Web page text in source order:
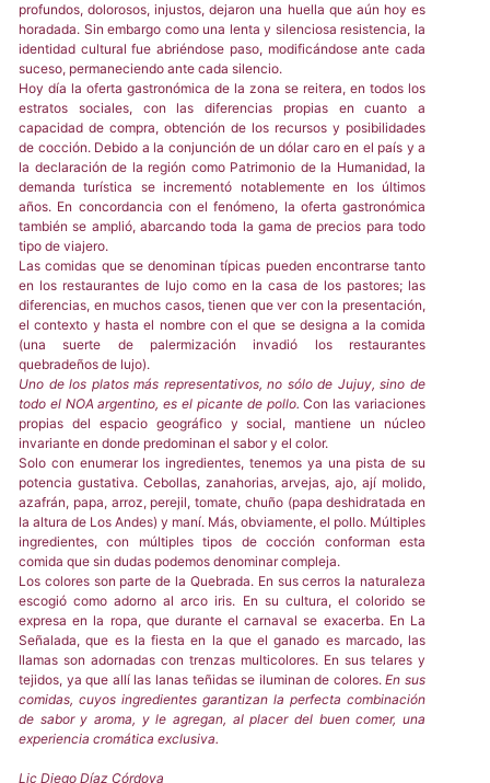
profundos, dolorosos, injustos, dejaron una huella que aún hoy es
horadada. Sin embargo como una lenta y silenciosa resistencia, la
identidad cultural fue abriéndose paso, modificándose ante cada
suceso, permaneciendo ante cada silencio.
Hoy día la oferta gastronómica de la zona se reitera, en todos los
estratos sociales, con las diferencias propias en cuanto a
capacidad de compra, obtención de los recursos y posibilidades
de cocción. Debido a la conjunción de un dólar caro en el país y a
la declaración de la región como Patrimonio de la Humanidad, la
demanda turística se incrementó notablemente en los últimos
años. En concordancia con el fenómeno, la oferta gastronómica
también se amplió, abarcando toda la gama de precios para todo
tipo de viajero.
Las comidas que se denominan típicas pueden encontrarse tanto
en los restaurantes de lujo como en la casa de los pastores; las
diferencias, en muchos casos, tienen que ver con la presentación,
el contexto y hasta el nombre con el que se designa a la comida
(una suerte de palermización invadió los restaurantes
quebradeños de lujo).
Uno de los platos más representativos, no sólo de Jujuy, sino de
todo el NOA argentino, es el picante de pollo. Con las variaciones
propias del espacio geográfico y social, mantiene un núcleo
invariante en donde predominan el sabor y el color.
Solo con enumerar los ingredientes, tenemos ya una pista de su
potencia gustativa. Cebollas, zanahorias, arvejas, ajo, ají molido,
azafrán, papa, arroz, perejil, tomate, chuño (papa deshidratada en
la altura de Los Andes) y maní. Más, obviamente, el pollo. Múltiples
ingredientes, con múltiples tipos de cocción conforman esta
comida que sin dudas podemos denominar compleja.
Los colores son parte de la Quebrada. En sus cerros la naturaleza
escogió como adorno al arco iris. En su cultura, el colorido se
expresa en la ropa, que durante el carnaval se exacerba. En La
Señalada, que es la fiesta en la que el ganado es marcado, las
llamas son adornadas con trenzas multicolores. En sus telares y
tejidos, ya que allí las lanas teñidas se iluminan de colores.En sus
comidas, cuyos ingredientes garantizan la perfecta combinación
de sabor y aroma, y le agregan, al placer del buen comer, una
experiencia cromática exclusiva.
Lic Diego Díaz Córdova